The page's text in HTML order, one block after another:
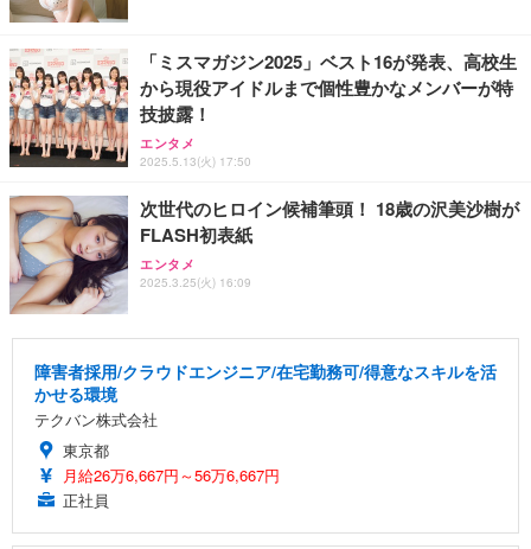
「ミスマガジン2025」ベスト16が発表、高校生
から現役アイドルまで個性豊かなメンバーが特
技披露！
エンタメ
2025.5.13(火) 17:50
次世代のヒロイン候補筆頭！ 18歳の沢美沙樹が
FLASH初表紙
エンタメ
2025.3.25(火) 16:09
障害者採用/クラウドエンジニア/在宅勤務可/得意なスキルを活
かせる環境
テクバン株式会社
東京都
月給26万6,667円～56万6,667円
正社員